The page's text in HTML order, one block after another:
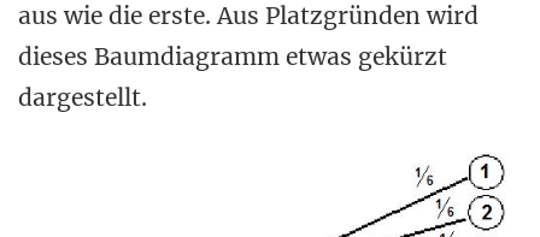
aus wie die erste. Aus Platzgründen wird
dieses Baumdiagramm etwas gekürzt
dargestellt.